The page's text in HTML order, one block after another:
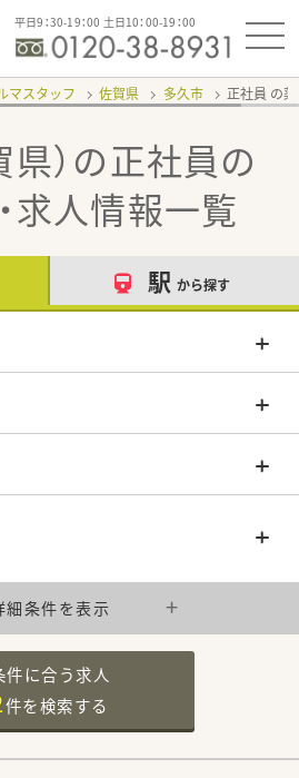
平日9：30-19：00 土日10：00-19：00
マスタッフ 佐賀県 多久市 正社員
県）の正社員の
求人情報一覧
駅 から探す
細条件を表示
件に合う求人
件を検索する